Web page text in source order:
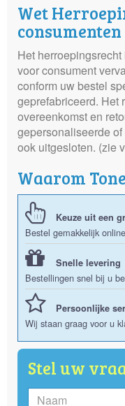
Wet
consumenten
Het
voor consument
conform uw bestel
geprefabriceerd. Het
overeenkomst en
gepersonaliseerde
ook uitgesloten. (zie
Waarom
Keuze uit een
Bestel gemakkelijk online
Snelle levering
Bestellingen snel bij u
Persoonlijke
Wij staan graag voor u
Stel uw